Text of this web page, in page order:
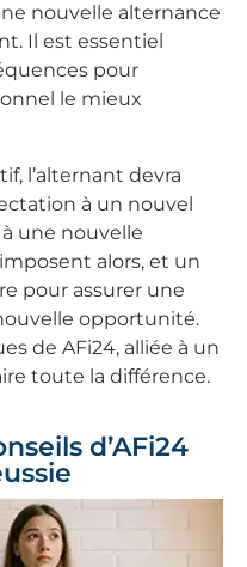
nouvelle alternance
Il est essentiel
pour
le mieux
l’alternant devra
à un nouvel
une nouvelle
alors, et un
pour assurer une
opportunité.
de AFi24, alliée à un
toute la différence.
d’AFi24